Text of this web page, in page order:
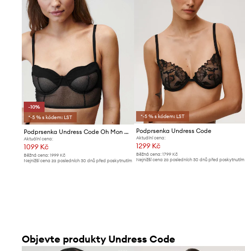
-10%
*-5 % s kódem: LST
Podprsenka Undress Code Oh Mon Dieu Bra
Aktuální cena:
1099 Kč
Běžná cena: 1999 Kč
Nejnižší cena za posledních 30 dnů před poskytnutím
*-5 % s kódem: LST
Podprsenka Undress Code
Aktuální cena:
1299 Kč
Běžná cena:1799 Kč
Nejnižší cena za posledních 30 dnů před poskytnutím
Objevte produkty Undress Code